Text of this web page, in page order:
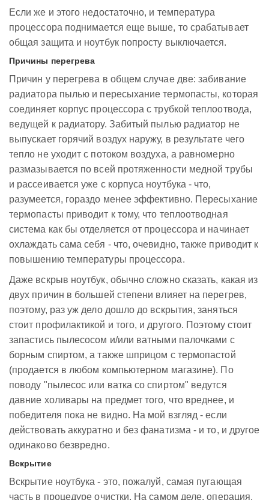
Если же и этого недостаточно, и температура
процессора поднимается еще выше, то срабатывает
общая защита и ноутбук попросту выключается.
Причины перегрева
Причин у перегрева в общем случае две: забивание
радиатора пылью и пересыхание термопасты, которая
соединяет корпус процессора с трубкой теплоотвода,
ведущей к радиатору. Забитый пылью радиатор не
выпускает горячий воздух наружу, в результате чего
тепло не уходит с потоком воздуха, а равномерно
размазывается по всей протяженности медной трубы
и рассеивается уже с корпуса ноутбука - что,
разумеется, гораздо менее эффективно. Пересыхание
термопасты приводит к тому, что теплоотводная
система как бы отделяется от процессора и начинает
охлаждать сама себя - что, очевидно, также приводит к
повышению температуры процессора.
Даже вскрыв ноутбук, обычно сложно сказать, какая из
двух причин в большей степени влияет на перегрев,
поэтому, раз уж дело дошло до вскрытия, заняться
стоит профилактикой и того, и другого. Поэтому стоит
запастись пылесосом и/или ватными палочками с
борным спиртом, а также шприцом с термопастой
(продается в любом компьютерном магазине). По
поводу "пылесос или ватка со спиртом" ведутся
давние холивары на предмет того, что вреднее, и
победителя пока не видно. На мой взгляд - если
действовать аккуратно и без фанатизма - и то, и другое
одинаково безвредно.
Вскрытие
Вскрытие ноутбука - это, пожалуй, самая пугающая
часть в процедуре очистки. На самом деле, операция,